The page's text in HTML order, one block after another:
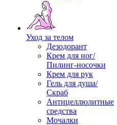
Уход за телом
Дезодорант
Крем для ног/
Пилинг-носочки
Крем для рук
Гель для душа/
Скраб
Антицеллюлитные
средства
Мочалки